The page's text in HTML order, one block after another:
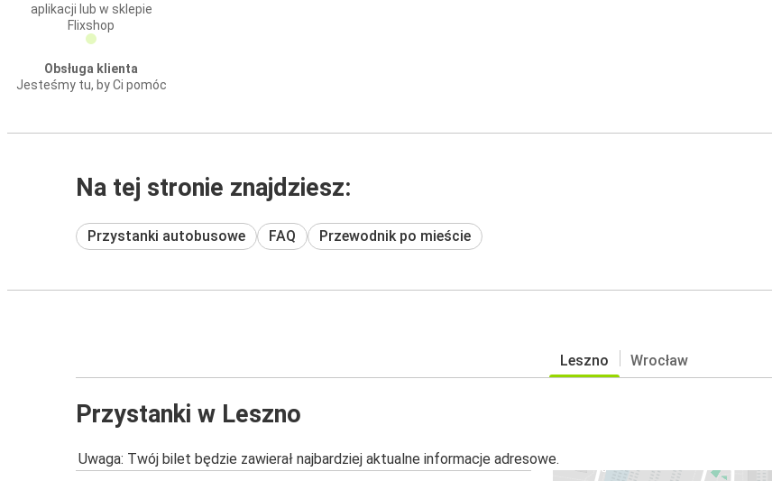
aplikacji lub w sklepie
Flixshop
Obsługa klienta
Jesteśmy tu, by Ci pomóc
Na tej stronie znajdziesz:
Przystanki autobusowe FAQ Przewodnik po mieście
Leszno Wrocław
Przystanki w Leszno
Uwaga: Twój bilet będzie zawierał najbardziej aktualne informacje adresowe.